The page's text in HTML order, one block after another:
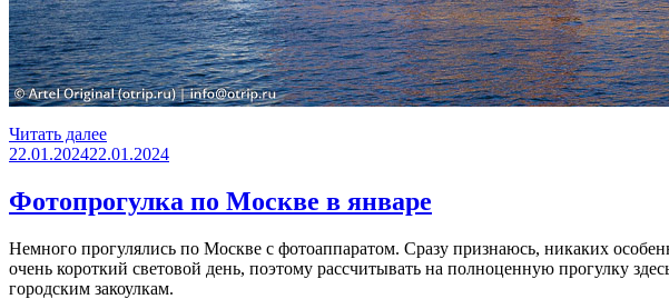
Читать далее«От
Арбата
Опубликовано
22.01.202422.01.2024
Фотопрогулка по Москве в январе
Немного прогулялись по Москве с фотоаппаратом. Сразу признаюсь, никаких
очень короткий световой день, поэтому рассчитывать на полноценную прогулку
городским закоулкам.